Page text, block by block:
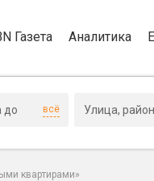
Газета Аналитика
всё
квартирами»